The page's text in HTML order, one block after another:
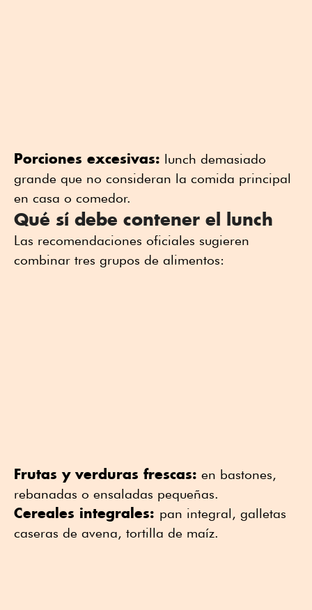
Porciones excesivas: lunch demasiado
grande que no consideran la comida principal
en casa o comedor.
Qué sí debe contener el lunch
Las recomendaciones oficiales sugieren
combinar tres grupos de alimentos:
Frutas y verduras frescas: en bastones,
rebanadas o ensaladas pequeñas.
Cereales integrales: pan integral, galletas
caseras de avena, tortilla de maíz.